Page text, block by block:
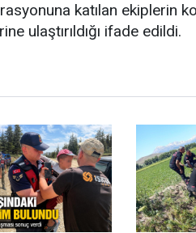
katılan ekiplerin
ulaştırıldığı ifade edildi.